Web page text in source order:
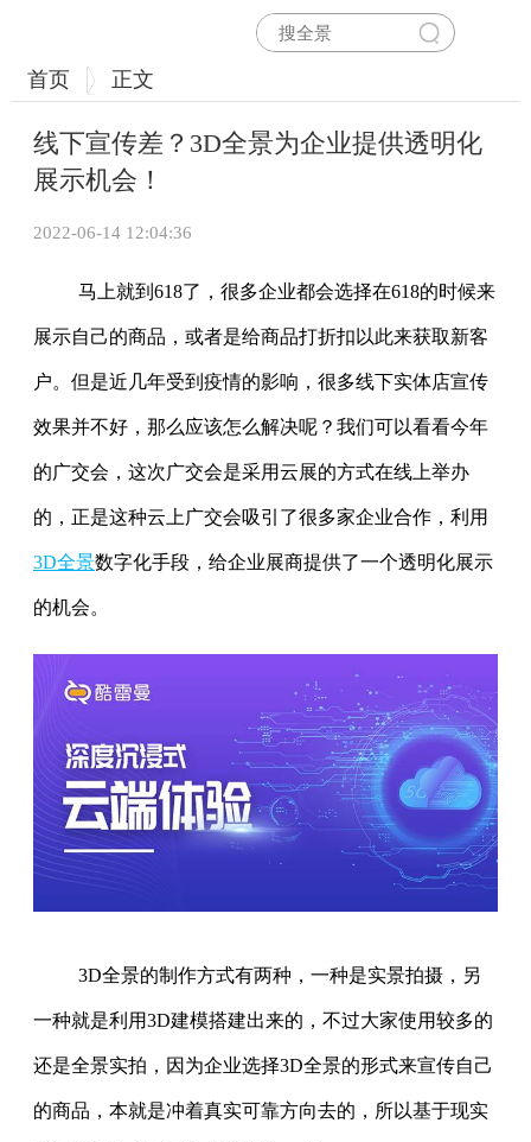
首页 正文
线下宣传差？3D全景为企业提供透明化
展示机会！
2022-06-14 12:04:36
马上就到618了，很多企业都会选择在618的时候来
展示自己的商品，或者是给商品打折扣以此来获取新客
户。但是近几年受到疫情的影响，很多线下实体店宣传
效果并不好，那么应该怎么解决呢？我们可以看看今年
的广交会，这次广交会是采用云展的方式在线上举办
的，正是这种云上广交会吸引了很多家企业合作，利用
3D全景数字化手段，给企业展商提供了一个透明化展示
的机会。
3D全景的制作方式有两种，一种是实景拍摄，另
一种就是利用3D建模搭建出来的，不过大家使用较多的
还是全景实拍，因为企业选择3D全景的形式来宣传自己
的商品，本就是冲着真实可靠方向去的，所以基于现实